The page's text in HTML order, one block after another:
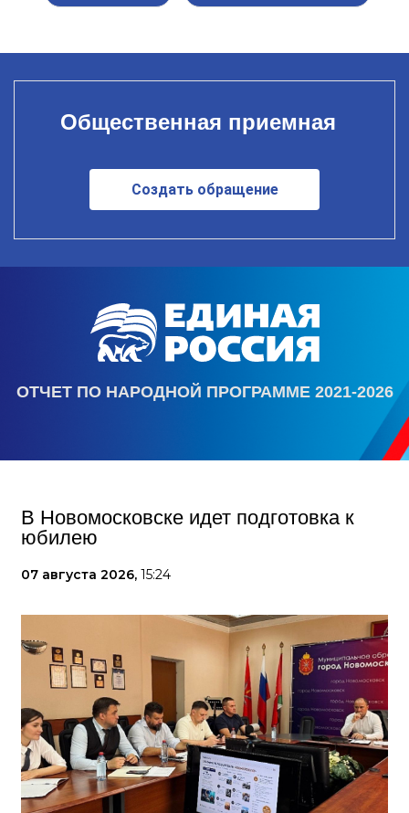
Общественная приемная
Создать обращение
ОТЧЕТ ПО НАРОДНОЙ ПРОГРАММЕ 2021-2026
В Новомосковске идет подготовка к
юбилею
07 августа 2026, 15:24